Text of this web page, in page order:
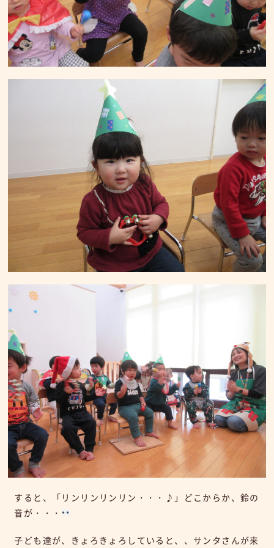
すると、「リンリンリンリン・・・♪」どこからか、鈴の
音が・・・
子ども達が、きょろきょろしていると、、サンタさんが来